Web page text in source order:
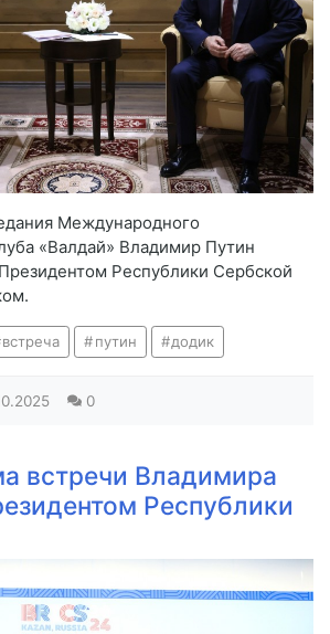
Международного
«Валдай» Владимир Путин
Республики Сербской
встреча путин додик
0
встречи Владимира
Республики